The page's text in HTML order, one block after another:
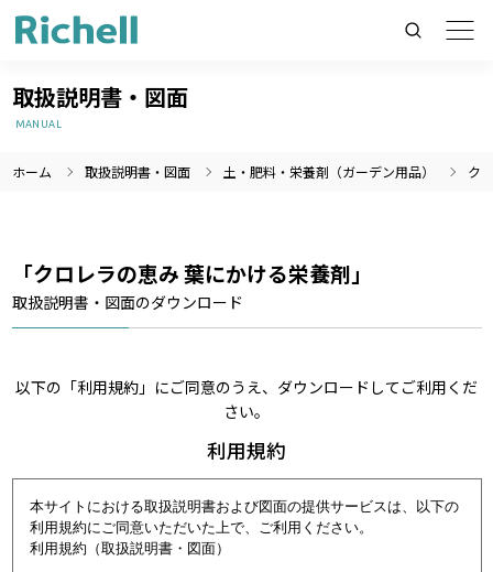
製品情報のみを検索
取扱説明書・図面
MANUAL
ホーム 取扱説明書・図面 土・肥料・栄養剤（ガーデン用品） ク
「クロレラの恵み 葉にかける栄養剤」
取扱説明書・図面のダウンロード
以下の「利用規約」にご同意のうえ、ダウンロードしてご利用くだ
さい。
利用規約
本サイトにおける取扱説明書および図面の提供サービスは、以下の
利用規約にご同意いただいた上で、ご利用ください。
利用規約（取扱説明書・図面）